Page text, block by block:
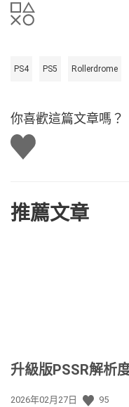
PS4 PS5 Rollerdrome
你喜歡這篇文章嗎？
讚
推薦文章
升級版PSSR解析
發
2026年02月27日 95